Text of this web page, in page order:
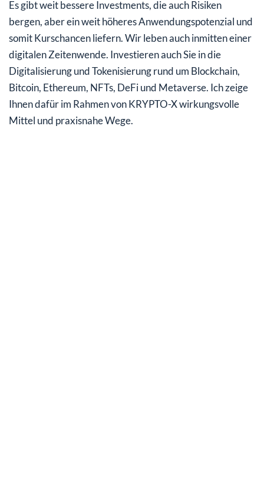
Es gibt weit bessere Investments, die auch Risiken
bergen, aber ein weit höheres Anwendungspotenzial und
somit Kurschancen liefern. Wir leben auch inmitten einer
digitalen Zeitenwende. Investieren auch Sie in die
Digitalisierung und Tokenisierung rund um Blockchain,
Bitcoin, Ethereum, NFTs, DeFi und Metaverse. Ich zeige
Ihnen dafür im Rahmen von KRYPTO-X wirkungsvolle
Mittel und praxisnahe Wege.